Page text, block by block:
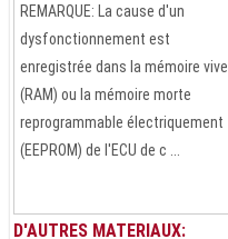
REMARQUE: La cause d'un
dysfonctionnement est
enregistrée dans la mémoire vive
(RAM) ou la mémoire morte
reprogrammable électriquement
(EEPROM) de l'ECU de c ...
D'AUTRES MATERIAUX: